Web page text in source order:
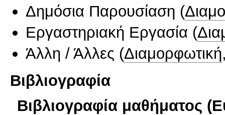
Δημόσια Παρουσίαση (
Εργαστηριακή Εργασία (
Άλλη / Άλλες (Διαμορφωτική
Βιβλιογραφία
Βιβλιογραφία μαθήματος